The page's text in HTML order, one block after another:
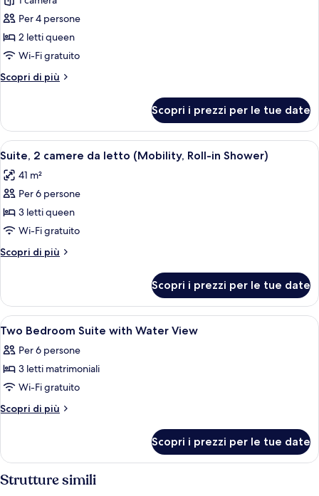
per
Camera
Standard
Per 4 persone
2 letti queen
Wi-Fi gratuito
Scopri di più
Altri
Standard
(Hearing)
Scopri i prezzi per le tue date
Apri
tutte
le
foto
per
Suite,
2
camere
letto
(Mobility,
Roll-
in
Shower)
Camera d'albergo con due letti, un
6
Suite, 2 camere da letto (Mobility, Roll-in Shower)
41 m²
Per 6 persone
3 letti queen
Wi-Fi gratuito
Scopri di più
Altri
2
camere
da
(Mobility,
Roll-
Shower)
Scopri i prezzi per le tue date
Apri
tutte
le
foto
per
Two
with
View
Una camera da letto moderna con
4
Two Bedroom Suite with Water View
Per 6 persone
3 letti matrimoniali
Wi-Fi gratuito
Scopri di più
Altri
Bedroom
Suite
with
Scopri i prezzi per le tue date
Strutture simili